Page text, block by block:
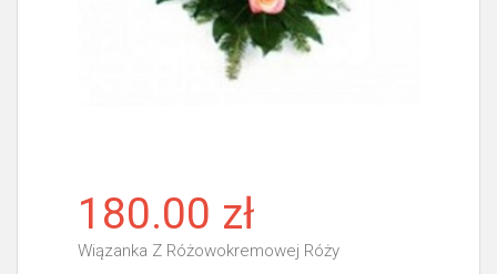
180.00 zł
Wiązanka Z Różowokremowej Róży